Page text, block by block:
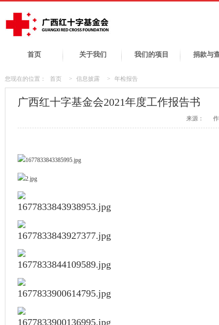
首页 关于我们 我们的项目 捐款与
您现在的位置： 首页 > 信息披露 > 年检报告
广西红十字基金会2021年度工作报告书
来源：